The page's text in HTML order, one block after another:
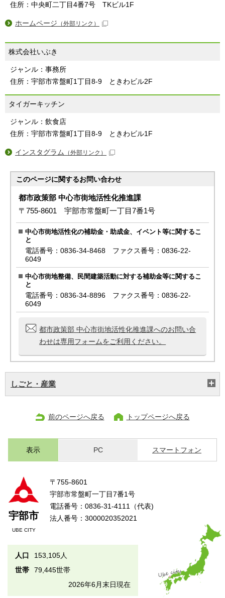
住所：中央町二丁目4番7号 TKビル1F
ホームページ （外部リンク）
株式会社いぶき
ジャンル：事務所
住所：宇部市常盤町1丁目8-9 ときわビル2F
タイガーキッチン
ジャンル：飲食店
住所：宇部市常盤町1丁目8-9 ときわビル1F
インスタグラム （外部リンク）
このページに関するお問い合わせ
都市政策部 中心市街地活性化推進課
〒755-8601 宇部市常盤町一丁目7番1号
中心市街地活性化の補助金・助成金、イベント等に関するこ
と
電話番号：0836-34-8468 ファクス番号：0836-22-
6049
中心市街地整備、民間建築活動に対する補助金等に関するこ
と
電話番号：0836-34-8896 ファクス番号：0836-22-
6049
都市政策部 中心市街地活性化推進課へのお問い合
わせは専用フォームをご利用ください。
しごと・産業
前のページへ戻る トップページへ戻る
表示 PC スマートフォン
宇部市
UBE CITY
〒755-8601
宇部市常盤町一丁目7番1号
電話番号：0836-31-4111（代表)
法人番号：3000020352021
人口
153,105人
世帯
79,445世帯
2026年6月末日現在